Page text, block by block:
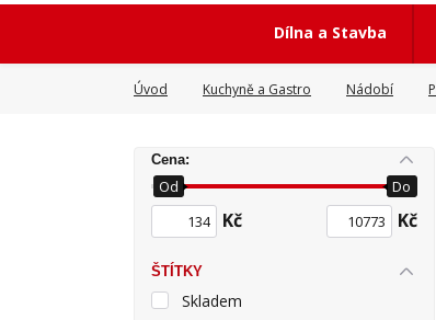
Dílna a Stavba
Úvod Kuchyně a Gastro Nádobí
Cena:
Kč
Od Do
Kč
ŠTÍTKY
Skladem